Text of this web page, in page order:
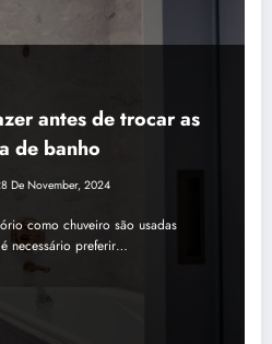
antes de trocar as
de banho
De November, 2024
como chuveiro são usadas
necessário preferir…